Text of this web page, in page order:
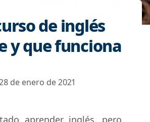
de inglés
y que funciona
de enero de 2021
aprender inglés, pero